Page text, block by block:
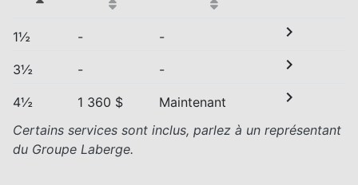
1½ - - chevron_right
3½ - - chevron_right
4½ 1 360 $ Maintenant chevron_right
Certains services sont inclus, parlez à un représentant
du Groupe Laberge.